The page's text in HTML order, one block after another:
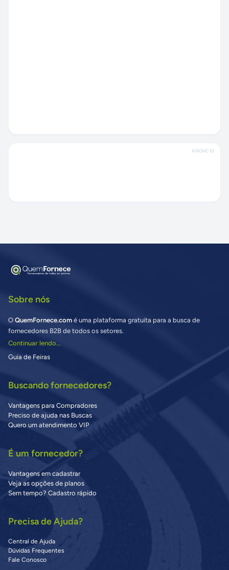
ANÚNCIO
Sobre nós
O QuemFornece.com é uma plataforma gratuita para a busca de
fornecedores B2B de todos os setores.
Continuar lendo...
Guia de Feiras
Buscando fornecedores?
Vantagens para Compradores
Preciso de ajuda nas Buscas
Quero um atendimento VIP
É um fornecedor?
Vantagens em cadastrar
Veja as opções de planos
Sem tempo? Cadastro rápido
Precisa de Ajuda?
Central de Ajuda
Dúvidas Frequentes
Fale Conosco